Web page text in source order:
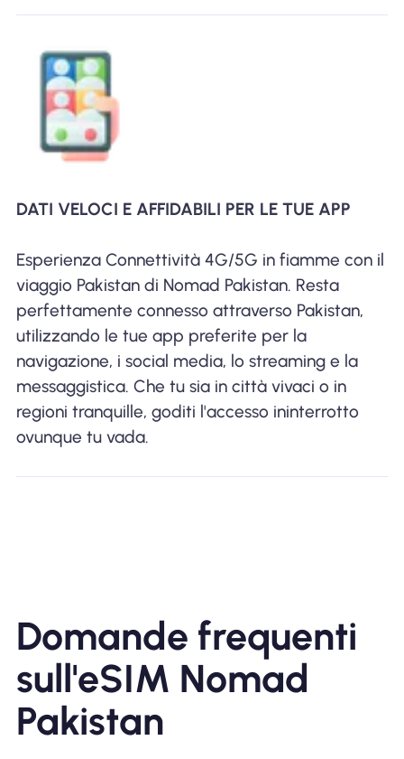
DATI VELOCI E AFFIDABILI PER LE TUE APP
Esperienza Connettività 4G/5G in fiamme con il
viaggio Pakistan di Nomad Pakistan. Resta
perfettamente connesso attraverso Pakistan,
utilizzando le tue app preferite per la
navigazione, i social media, lo streaming e la
messaggistica. Che tu sia in città vivaci o in
regioni tranquille, goditi l'accesso ininterrotto
ovunque tu vada.
Domande frequenti
sull'eSIM Nomad
Pakistan